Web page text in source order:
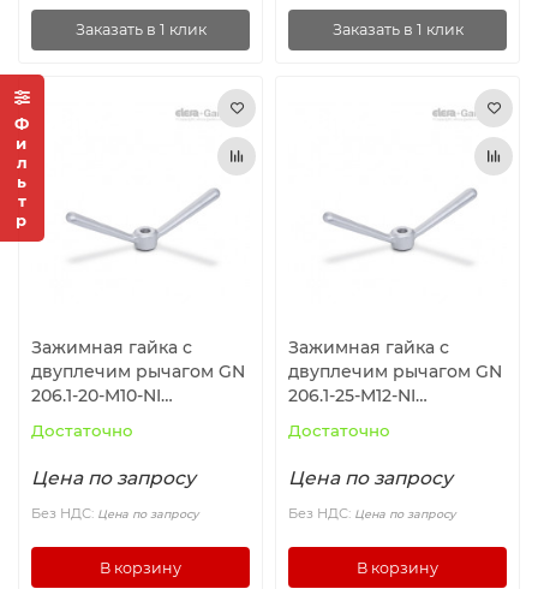
Фильтр
Заказать в 1 клик Заказать в 1 клик
Зажимная гайка с
двуплечим рычагом GN
206.1-20-M10-NI
Достаточно
Цена по запросу
Без НДС: Цена по запросу
В корзину
Зажимная гайка с
двуплечим рычагом GN
206.1-25-M12-NI
Достаточно
Цена по запросу
Без НДС: Цена по запросу
В корзину